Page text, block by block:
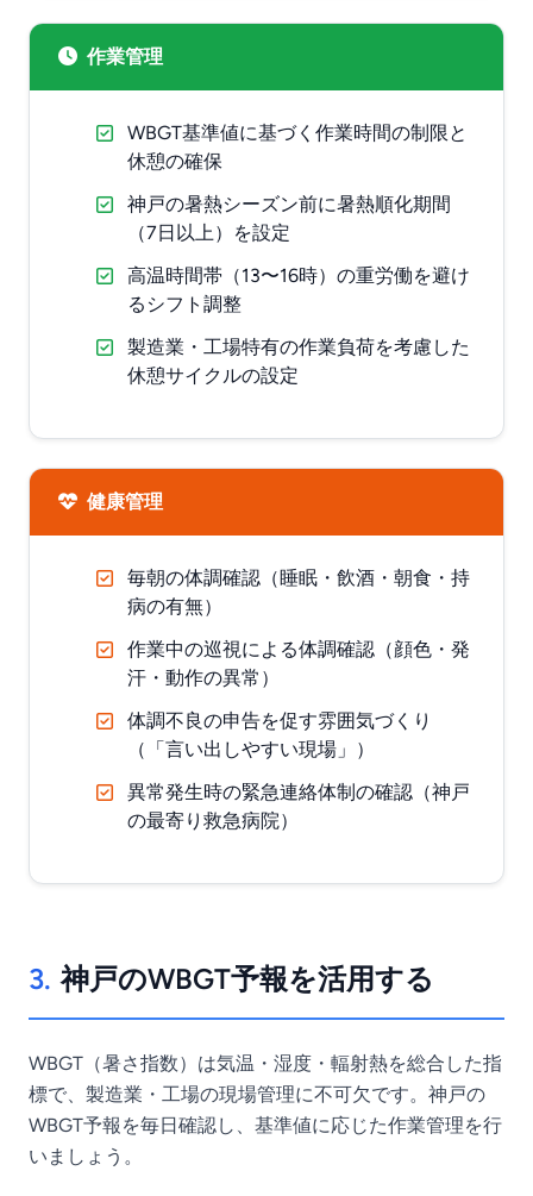
作業管理
WBGT基準値に基づく作業時間の制限と
休憩の確保
神戸の暑熱シーズン前に暑熱順化期間
（7日以上）を設定
高温時間帯（13〜16時）の重労働を避け
るシフト調整
製造業・工場特有の作業負荷を考慮した
休憩サイクルの設定
健康管理
毎朝の体調確認（睡眠・飲酒・朝食・持
病の有無）
作業中の巡視による体調確認（顔色・発
汗・動作の異常）
体調不良の申告を促す雰囲気づくり
（「言い出しやすい現場」）
異常発生時の緊急連絡体制の確認（神戸
の最寄り救急病院）
3. 神戸のWBGT予報を活用する
WBGT（暑さ指数）は気温・湿度・輻射熱を総合した指
標で、製造業・工場の現場管理に不可欠です。神戸の
WBGT予報を毎日確認し、基準値に応じた作業管理を行
いましょう。